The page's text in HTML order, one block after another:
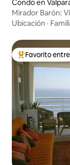
Condo en
Mirador Barón:
Ubicación ·
Favorito entre
Favorito